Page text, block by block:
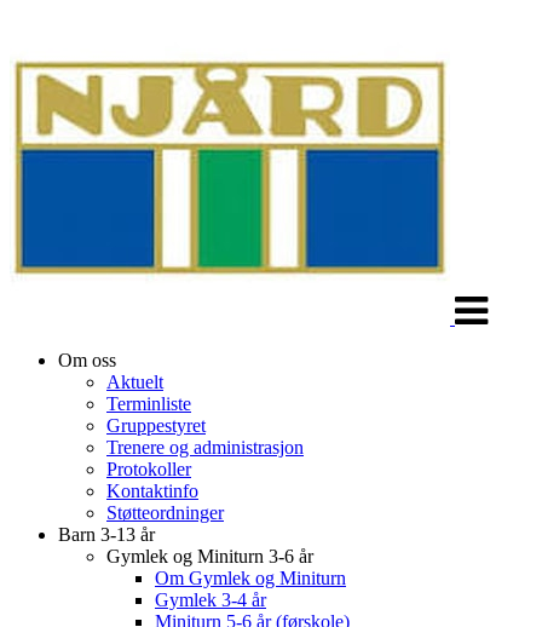
Om oss
Aktuelt
Terminliste
Gruppestyret
Trenere og administrasjon
Protokoller
Kontaktinfo
Støtteordninger
Barn 3-13 år
Gymlek og Miniturn 3-6 år
Om Gymlek og Miniturn
Gymlek 3-4 år
Miniturn 5-6 år (førskole)